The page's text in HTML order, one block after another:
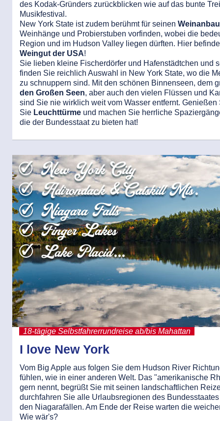
des Kodak-Gründers zurückblicken wie auf das bunte
Musikfestival.
New York State ist zudem berühmt für seinen Weinanbau
Weinhänge und Probierstuben vorfinden, wobei die
Region und im Hudson Valley liegen dürften. Hier
Weingut der USA!
Sie lieben kleine Fischerdörfer und Hafenstädtchen und
finden Sie reichlich Auswahl in New York State, wo die
zu schnuppern sind. Mit den schönen Binnenseen, dem
den Großen Seen, aber auch den vielen Flüssen und
sind Sie nie wirklich weit vom Wasser entfernt.
Sie Leuchttürme und machen Sie herrliche
die der Bundesstaat zu bieten hat!
18-tägige Selbstfahrerrundreise ab/bis Mahattan
I love New York
Vom Big Apple aus folgen Sie dem Hudson River
fühlen, wie in einer anderen Welt. Das "amerikanische
gern nennt, begrüßt Sie mit seinen landschaftlichen
durchfahren Sie alle Urlaubsregionen des
den Niagarafällen. Am Ende der Reise warten die
Wie wär's?